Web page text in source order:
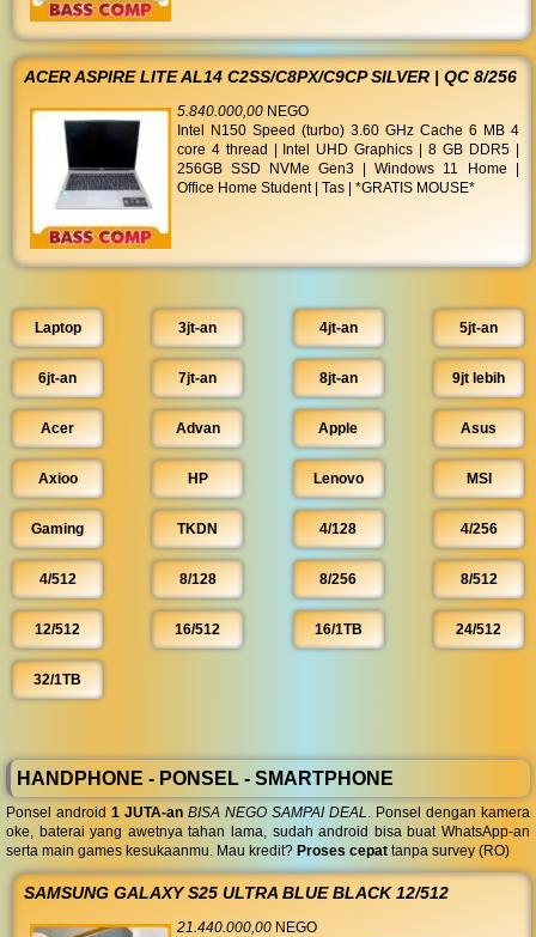
ACER ASPIRE LITE AL14 C2SS/C8PX/C9CP SILVER | QC 8/256
5.840.000,00 NEGO
Intel N150 Speed (turbo) 3.60 GHz Cache 6 MB 4
core 4 thread | Intel UHD Graphics | 8 GB DDR5 |
256GB SSD NVMe Gen3 | Windows 11 Home |
Office Home Student | Tas | *GRATIS MOUSE*
Laptop 3jt-an 4jt-an 5jt-an
6jt-an 7jt-an 8jt-an 9jt lebih
Acer Advan Apple Asus
Axioo HP Lenovo MSI
Gaming TKDN 4/128 4/256
4/512 8/128 8/256 8/512
12/512 16/512 16/1TB 24/512
32/1TB
HANDPHONE - PONSEL - SMARTPHONE
Ponsel android 1 JUTA-an BISA NEGO SAMPAI DEAL. Ponsel dengan kamera
oke, baterai yang awetnya tahan lama, sudah android bisa buat WhatsApp-an
serta main games kesukaanmu. Mau kredit? Proses cepat tanpa survey (RO)
SAMSUNG GALAXY S25 ULTRA BLUE BLACK 12/512
21.440.000,00 NEGO